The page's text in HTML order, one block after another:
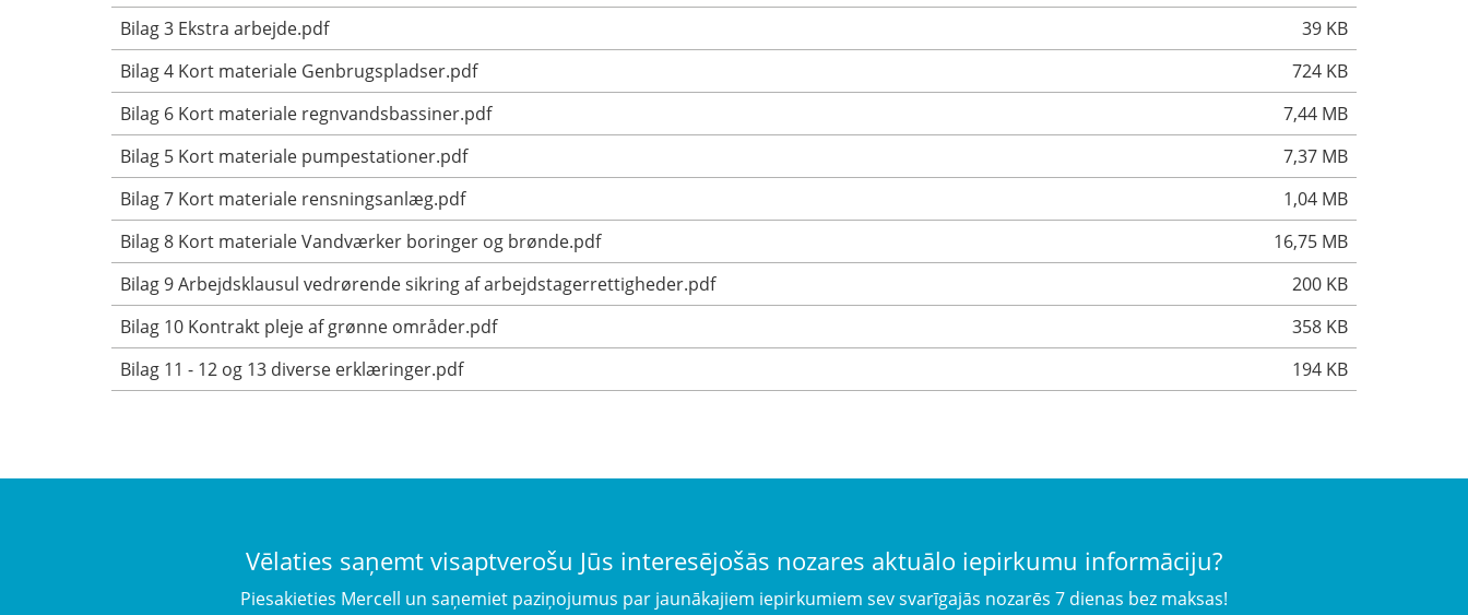
Bilag 3 Ekstra arbejde.pdf
39 KB
Bilag 4 Kort materiale Genbrugspladser.pdf
724 KB
Bilag 6 Kort materiale regnvandsbassiner.pdf
7,44 MB
Bilag 5 Kort materiale pumpestationer.pdf
7,37 MB
Bilag 7 Kort materiale rensningsanlæg.pdf
1,04 MB
Bilag 8 Kort materiale Vandværker boringer og brønde.pdf
16,75 MB
Bilag 9 Arbejdsklausul vedrørende sikring af arbejdstagerrettigheder.pdf
200 KB
Bilag 10 Kontrakt pleje af grønne områder.pdf
358 KB
Bilag 11 - 12 og 13 diverse erklæringer.pdf
194 KB
Vēlaties saņemt visaptverošu Jūs interesējošās nozares aktuālo iepirkumu informāciju?
Piesakieties Mercell un saņemiet paziņojumus par jaunākajiem iepirkumiem sev svarīgajās nozarēs 7 dienas bez maksas!